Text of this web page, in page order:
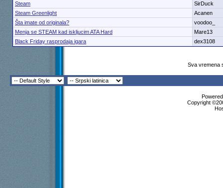
Steam
SirDuck
Steam Greenlight
Acanen
Šta imate od originala?
voodoo_
Menja se STEAM kad iskljucim ATA Hard
Mare13
Black Friday rasprodaja igara
dex3108
Sva vremena
Copyright